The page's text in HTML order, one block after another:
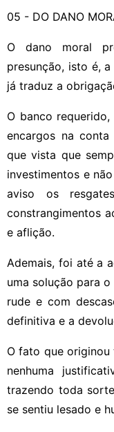
05 - DO DANO
O dano moral
presunção, isto é,
já traduz a
O banco
encargos na
que vista que
investimentos e
aviso os
constrangimentos
e aflição.
Ademais, foi até a
uma solução para
rude e com
definitiva e a
O fato que
nenhuma
trazendo toda
se sentiu lesado e